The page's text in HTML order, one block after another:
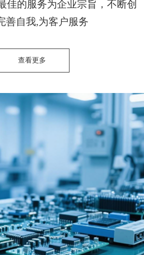
佳的服务为企业宗旨，不断创
善自我,为客户服务
查看更多